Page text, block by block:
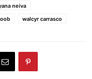
neiva
walcyr carrasco